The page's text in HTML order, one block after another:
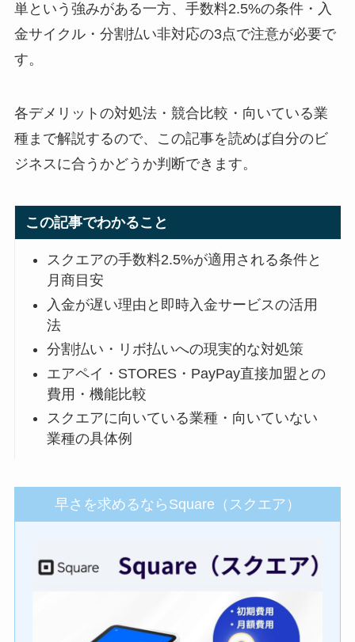
単という強みがある一方、手数料2.5%の条件・入
金サイクル・分割払い非対応の3点で注意が必要で
す。
各デメリットの対処法・競合比較・向いている業
種まで解説するので、この記事を読めば自分のビ
ジネスに合うかどうか判断できます。
この記事でわかること
スクエアの手数料2.5%が適用される条件と
月商目安
入金が遅い理由と即時入金サービスの活用
法
分割払い・リボ払いへの現実的な対処策
エアペイ・STORES・PayPay直接加盟との
費用・機能比較
スクエアに向いている業種・向いていない
業種の具体例
早さを求めるならSquare（スクエア）